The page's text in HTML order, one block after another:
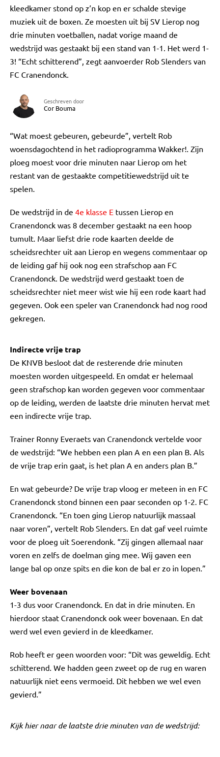
kleedkamer stond op z’n kop en er schalde stevige
muziek uit de boxen. Ze moesten uit bij SV Lierop nog
drie minuten voetballen, nadat vorige maand de
wedstrijd was gestaakt bij een stand van 1-1. Het werd 1-
3! “Echt schitterend”, zegt aanvoerder Rob Slenders van
FC Cranendonck.
Geschreven door
Cor Bouma
“Wat moest gebeuren, gebeurde”, vertelt Rob
woensdagochtend in het radioprogramma Wakker!. Zijn
ploeg moest voor drie minuten naar Lierop om het
restant van de gestaakte competitiewedstrijd uit te
spelen.
De wedstrijd in de 4e klasse E tussen Lierop en
Cranendonck was 8 december gestaakt na een hoop
tumult. Maar liefst drie rode kaarten deelde de
scheidsrechter uit aan Lierop en wegens commentaar op
de leiding gaf hij ook nog een strafschop aan FC
Cranendonck. De wedstrijd werd gestaakt toen de
scheidsrechter niet meer wist wie hij een rode kaart had
gegeven. Ook een speler van Cranendonck had nog rood
gekregen.
Indirecte vrije trap
De KNVB besloot dat de resterende drie minuten
moesten worden uitgespeeld. En omdat er helemaal
geen strafschop kan worden gegeven voor commentaar
op de leiding, werden de laatste drie minuten hervat met
een indirecte vrije trap.
Trainer Ronny Everaets van Cranendonck vertelde voor
de wedstrijd: “We hebben een plan A en een plan B. Als
de vrije trap erin gaat, is het plan A en anders plan B.”
En wat gebeurde? De vrije trap vloog er meteen in en FC
Cranendonck stond binnen een paar seconden op 1-2. FC
Cranendonck. “En toen ging Lierop natuurlijk massaal
naar voren”, vertelt Rob Slenders. En dat gaf veel ruimte
voor de ploeg uit Soerendonk. “Zij gingen allemaal naar
voren en zelfs de doelman ging mee. Wij gaven een
lange bal op onze spits en die kon de bal er zo in lopen.”
Weer bovenaan
1-3 dus voor Cranendonck. En dat in drie minuten. En
hierdoor staat Cranendonck ook weer bovenaan. En dat
werd wel even gevierd in de kleedkamer.
Rob heeft er geen woorden voor: “Dit was geweldig. Echt
schitterend. We hadden geen zweet op de rug en waren
natuurlijk niet eens vermoeid. Dit hebben we wel even
gevierd.”
Kijk hier naar de laatste drie minuten van de wedstrijd: